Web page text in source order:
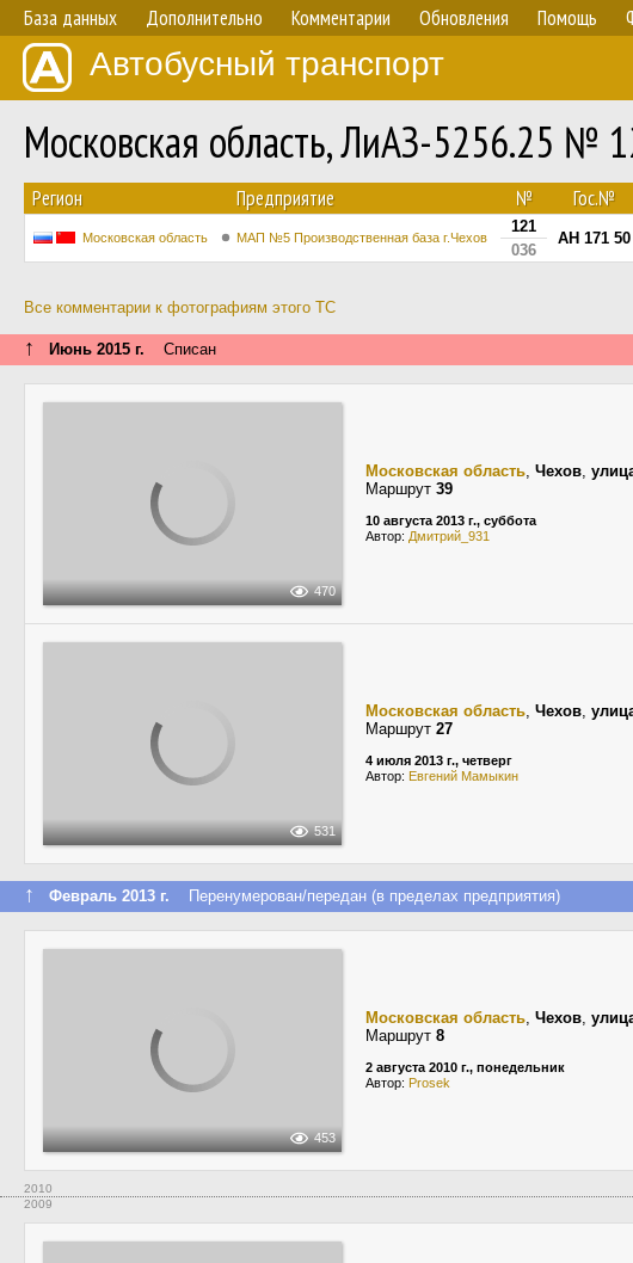
База данных Дополнительно Комментарии Обновления Помощь
Автобусный транспорт
Московская область, ЛиАЗ-5256.25 №
Регион Предприятие № Гос.№
Московская область МАП №5 Производственная база г.Чехов
121
АН 171 50
036
Все комментарии к фотографиям этого ТС
↑ Июнь 2015 г. Списан
470
Московская область, Чехов,
Маршрут 39
10 августа 2013 г., суббота
Автор: Дмитрий_931
531
Московская область, Чехов,
Маршрут 27
4 июля 2013 г., четверг
Автор: Евгений Мамыкин
↑ Февраль 2013 г. Перенумерован/передан (в пределах предприятия)
453
Московская область, Чехов,
Маршрут 8
2 августа 2010 г., понедельник
Автор: Prosek
2010
2009